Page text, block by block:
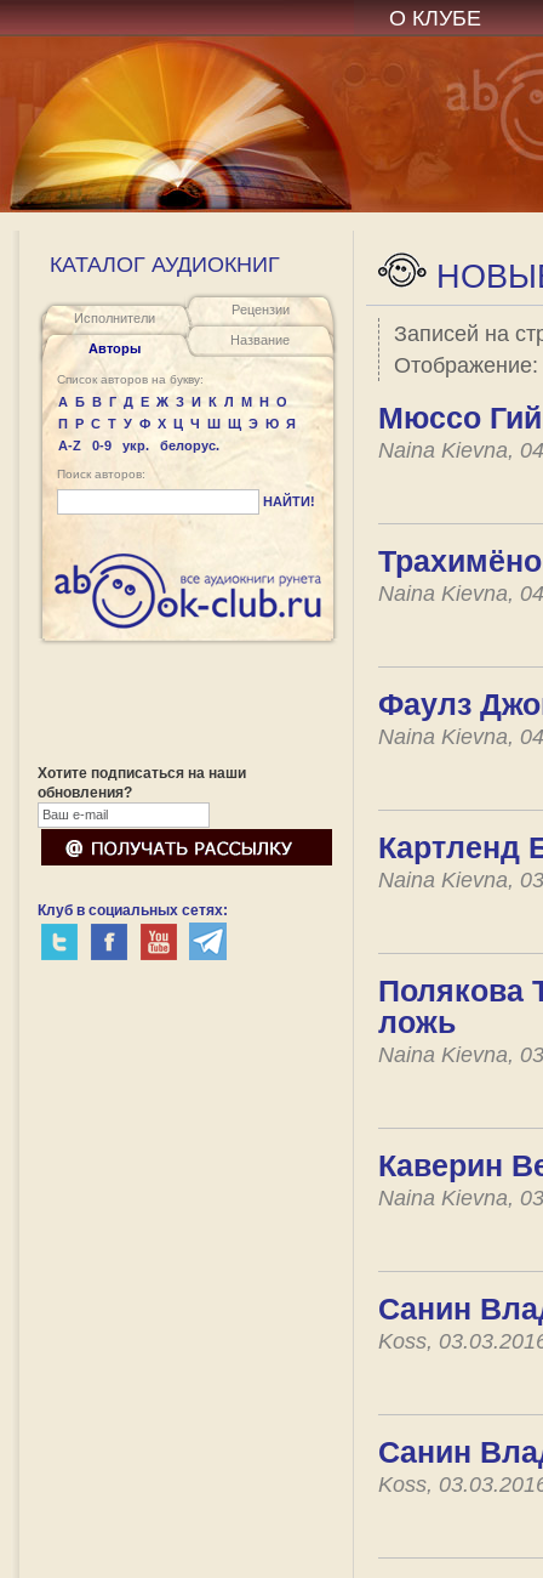
О КЛУБЕ
КАТАЛОГ АУДИОКНИГ
Исполнители
Авторы
Рецензии
Название
Список авторов на букву:
А Б В Г Д Е Ж З И К Л М Н О
П Р С Т У Ф Х Ц Ч Ш Щ Э Ю Я
A-Z
0-9 укр. белорус.
Поиск авторов:
НАЙТИ!
Хотите подписаться на наши
обновления?
Клуб в социальных сетях:
Записей на
Отображение:
Мюссо
Naina Kievna,
Naina Kievna,
Фаулз
Naina Kievna,
Картленд
Naina Kievna,
Полякова
ложь
Naina Kievna,
Каверин
Naina Kievna,
Санин
Koss,
Санин
Koss,